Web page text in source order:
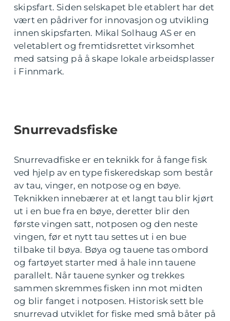
skipsfart. Siden selskapet ble etablert har det
vært en pådriver for innovasjon og utvikling
innen skipsfarten. Mikal Solhaug AS er en
veletablert og fremtidsrettet virksomhet
med satsing på å skape lokale arbeidsplasser
i Finnmark.
Snurrevadsfiske
Snurrevadfiske er en teknikk for å fange fisk
ved hjelp av en type fiskeredskap som består
av tau, vinger, en notpose og en bøye.
Teknikken innebærer at et langt tau blir kjørt
ut i en bue fra en bøye, deretter blir den
første vingen satt, notposen og den neste
vingen, før et nytt tau settes ut i en bue
tilbake til bøya. Bøya og tauene tas ombord
og fartøyet starter med å hale inn tauene
parallelt. Når tauene synker og trekkes
sammen skremmes fisken inn mot midten
og blir fanget i notposen. Historisk sett ble
snurrevad utviklet for fiske med små båter på